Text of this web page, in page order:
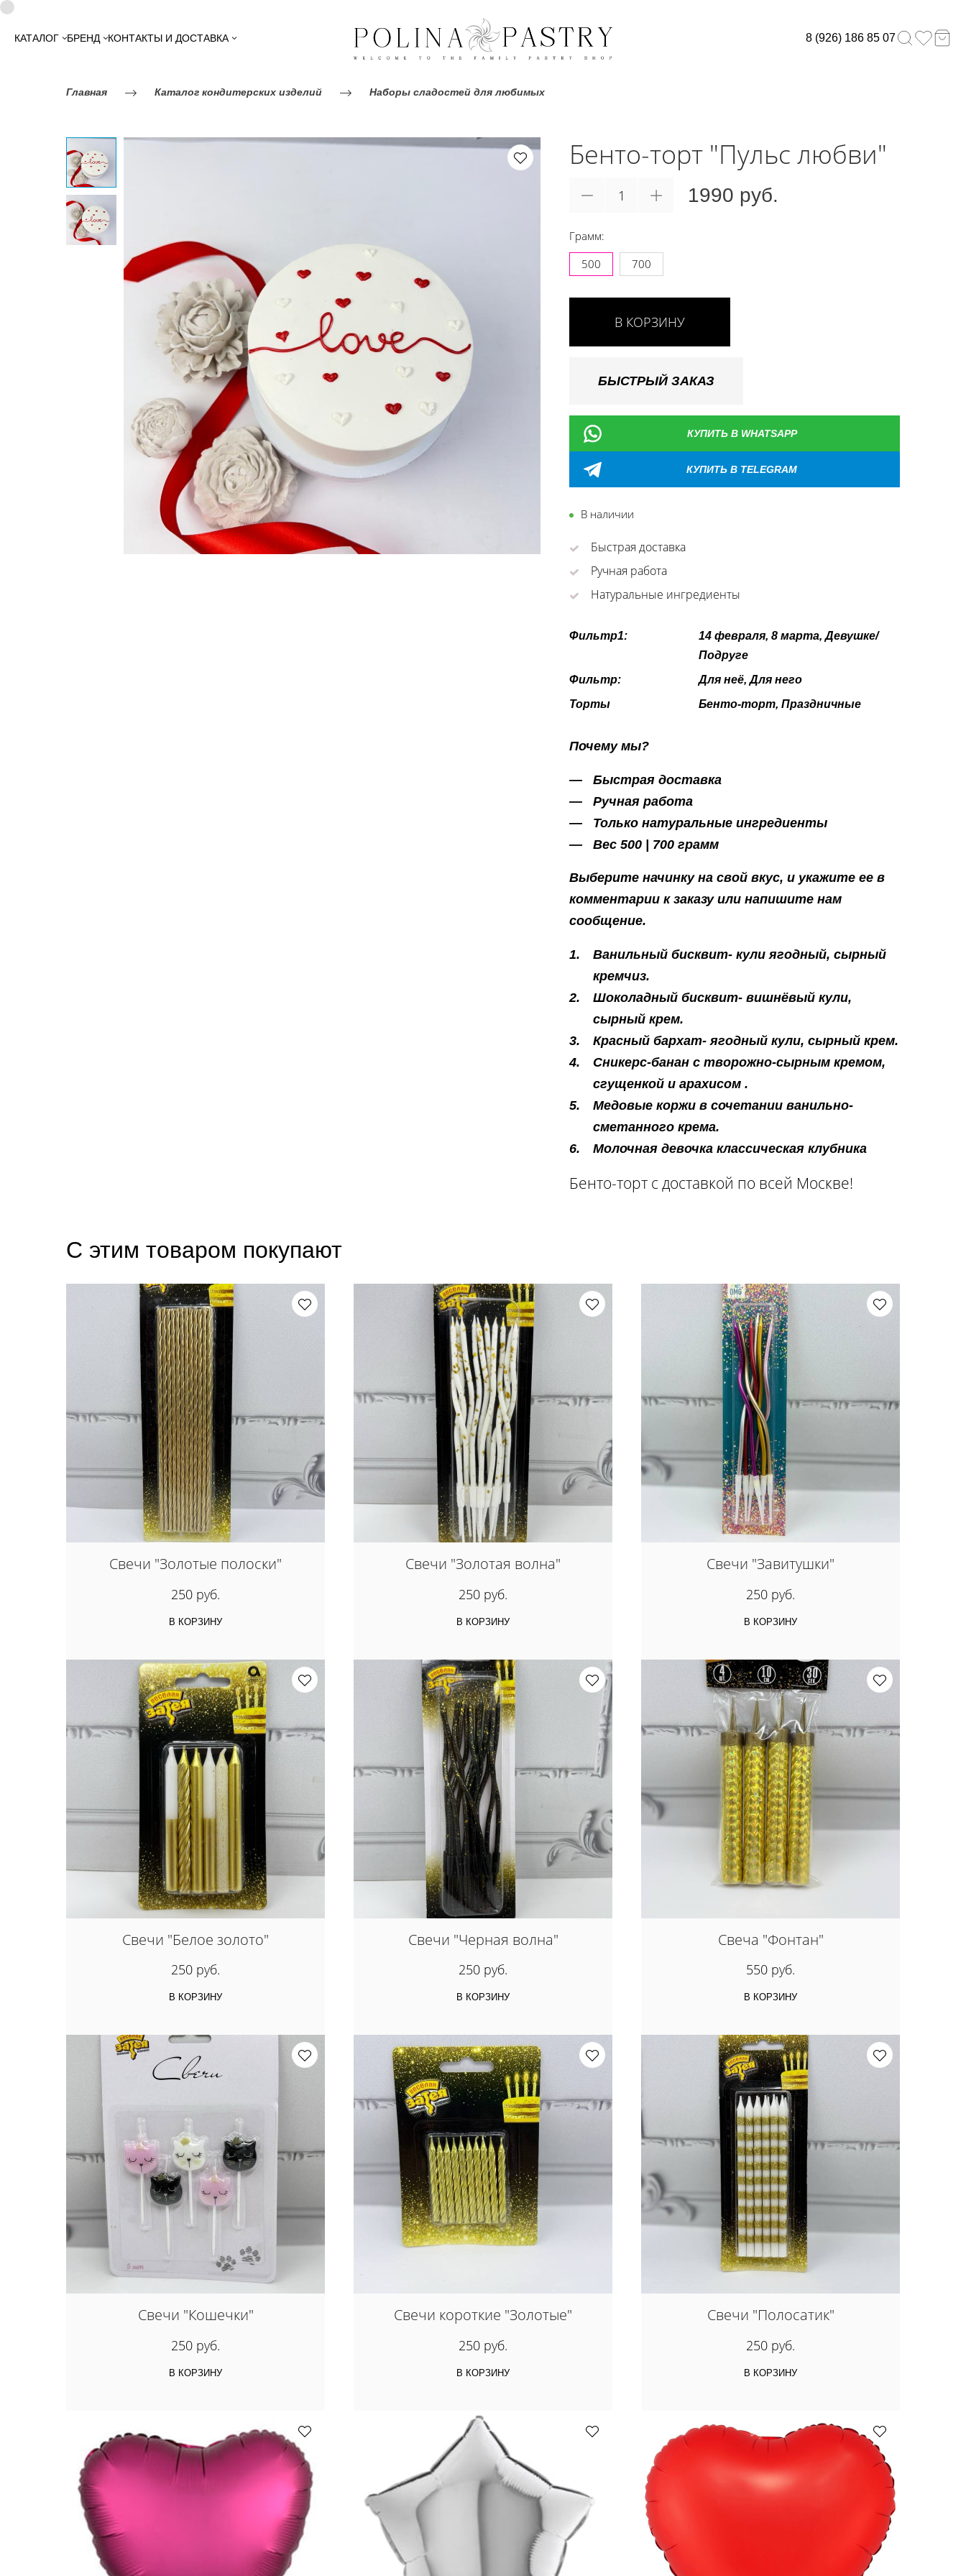
КАТАЛОГ БРЕНД КОНТАКТЫ И ДОСТАВКА 8 (926) 186 85 07
Главная Каталог кондитерских изделий Наборы сладостей для любимых
Бенто-торт "Пульс любви"
1990 руб.
Грамм:
500
700
В КОРЗИНУ
БЫСТРЫЙ ЗАКАЗ
КУПИТЬ В WHATSAPP
КУПИТЬ В TELEGRAM
В наличии
Быстрая доставка
Ручная работа
Натуральные ингредиенты
Фильтр1:
14 февраля, 8 марта, Девушке/
Подруге
Фильтр:
Для неё, Для него
Торты
Бенто-торт, Праздничные
Почему мы?
Быстрая доставка
Ручная работа
Только натуральные ингредиенты
Вес 500 | 700 грамм
Выберите начинку на свой вкус, и укажите ее в
комментарии к заказу или напишите нам
сообщение.
Ванильный бисквит- кули ягодный, сырный
кремчиз.
Шоколадный бисквит- вишнёвый кули,
сырный крем.
Красный бархат- ягодный кули, сырный крем.
Сникерс-банан с творожно-сырным кремом,
сгущенкой и арахисом .
Медовые коржи в сочетании ванильно-
сметанного крема.
Молочная девочка классическая клубника
Бенто-торт с доставкой по всей Москве!
С этим товаром покупают
Свечи "Золотые полоски"
250 руб.
В КОРЗИНУ
Свечи "Золотая волна"
250 руб.
В КОРЗИНУ
Свечи "Завитушки"
250 руб.
В КОРЗИНУ
Свечи "Белое золото"
250 руб.
В КОРЗИНУ
Свечи "Черная волна"
250 руб.
В КОРЗИНУ
Свеча "Фонтан"
550 руб.
В КОРЗИНУ
Свечи "Кошечки"
250 руб.
В КОРЗИНУ
Свечи короткие "Золотые"
250 руб.
В КОРЗИНУ
Свечи "Полосатик"
250 руб.
В КОРЗИНУ